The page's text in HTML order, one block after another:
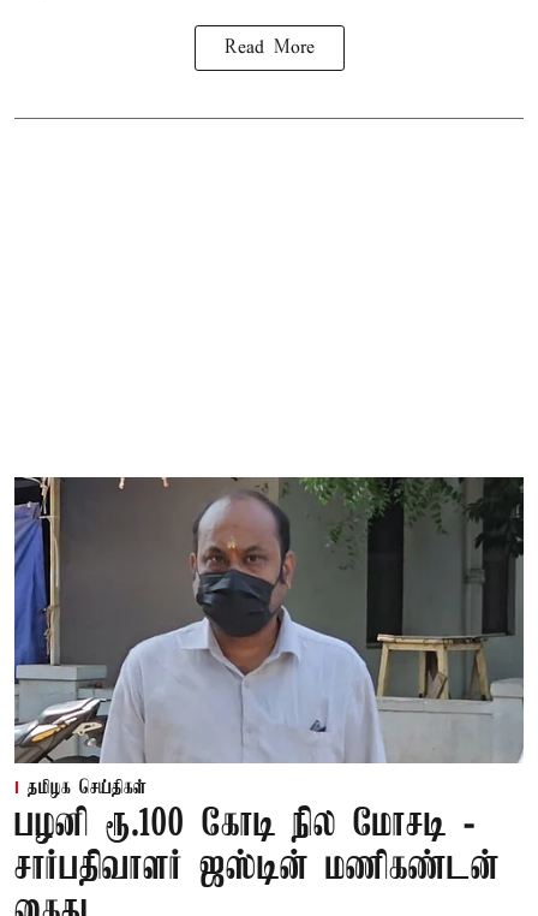
Read More
தமிழக செய்திகள்
பழனி ரூ.100 கோடி நில மோசடி -
சார்பதிவாளர் ஜஸ்டின் மணிகண்டன்